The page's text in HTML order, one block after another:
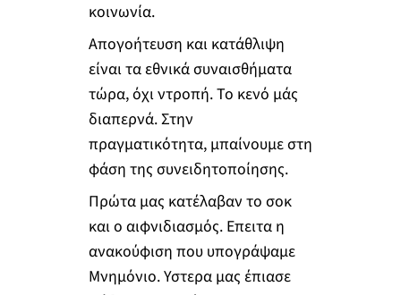
κοινωνία.
Απογοήτευση και κατάθλιψη
είναι τα εθνικά συναισθήματα
τώρα, όχι ντροπή. Το κενό μάς
διαπερνά. Στην
πραγματικότητα, μπαίνουμε στη
φάση της συνειδητοποίησης.
Πρώτα μας κατέλαβαν το σοκ
και ο αιφνιδιασμός. Επειτα η
ανακούφιση που υπογράψαμε
Μνημόνιο. Υστερα μας έπιασε